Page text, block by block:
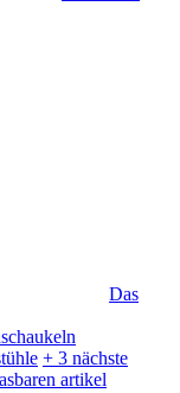
Das
+ 3 nächste
artikel